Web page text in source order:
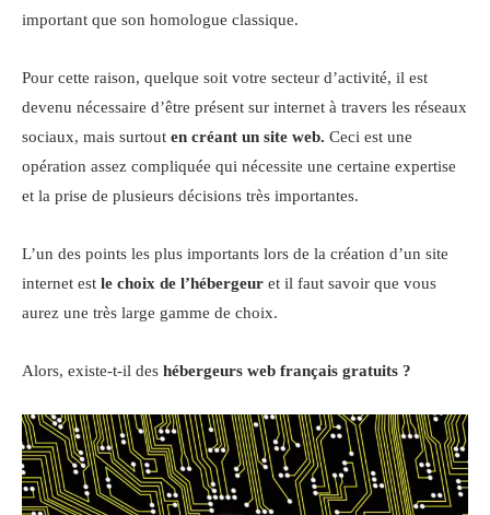
important que son homologue classique.
Pour cette raison, quelque soit votre secteur d’activité, il est
devenu nécessaire d’être présent sur internet à travers les réseaux
sociaux, mais surtout en créant un site web. Ceci est une
opération assez compliquée qui nécessite une certaine expertise
et la prise de plusieurs décisions très importantes.
L’un des points les plus importants lors de la création d’un site
internet est le choix de l’hébergeur et il faut savoir que vous
aurez une très large gamme de choix.
Alors, existe-t-il des hébergeurs web français gratuits ?